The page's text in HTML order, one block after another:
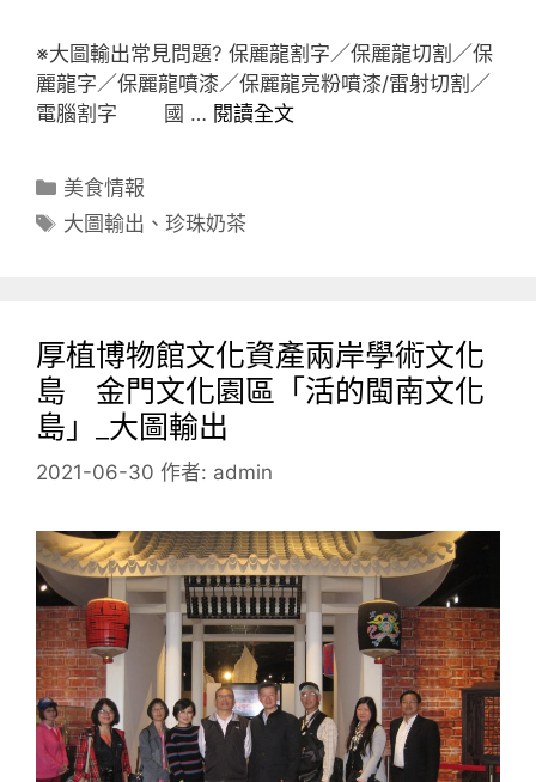
※大圖輸出常見問題? 保麗龍割字／保麗龍切割／保
麗龍字／保麗龍噴漆／保麗龍亮粉噴漆/雷射切割／
電腦割字 國 … 閱讀全文
分
類
美食情報
標
大圖輸出 、珍珠奶茶
厚植博物館文化資產兩岸學術文化
島 金門文化園區「活的閩南文化
島」_大圖輸出
2021-06-30 作者: admin